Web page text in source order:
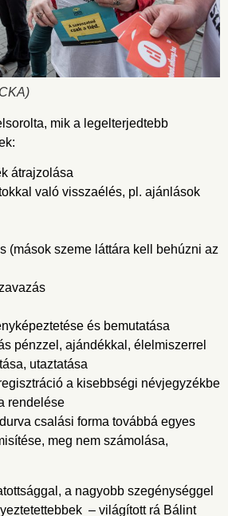
mik a legelterjedtebb
átrajzolása
való visszaélés, pl. ajánlások
(mások szeme láttára kell behúzni az
és bemutatása
pénzzel, ajándékkal, élelmiszerrel
utaztatása
a kisebbségi névjegyzékbe
rendelése
csalási forma továbbá egyes
meg nem számolása,
a nagyobb szegénységgel
– világított rá Bálint